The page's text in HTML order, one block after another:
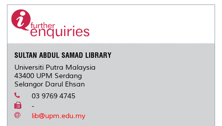
SULTAN ABDUL SAMAD LIBRARY
Universiti Putra Malaysia
43400 UPM Serdang
Selangor Darul Ehsan
03 9769 4745
-
lib@upm.edu.my